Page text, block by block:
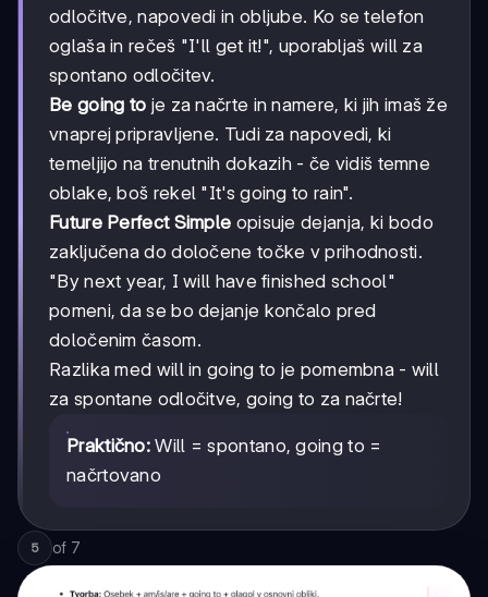
odločitve, napovedi in obljube. Ko se telefon
oglaša in rečeš "I'll get it!", uporabljaš will za
spontano odločitev.
Be going to je za načrte in namere, ki jih imaš že
vnaprej pripravljene. Tudi za napovedi, ki
temeljijo na trenutnih dokazih - če vidiš temne
oblake, boš rekel "It's going to rain".
Future Perfect Simple opisuje dejanja, ki bodo
zaključena do določene točke v prihodnosti.
"By next year, I will have finished school"
pomeni, da se bo dejanje končalo pred
določenim časom.
Razlika med will in going to je pomembna - will
za spontane odločitve, going to za načrte!
Praktično: Will = spontano, going to =
načrtovano
5 of 7